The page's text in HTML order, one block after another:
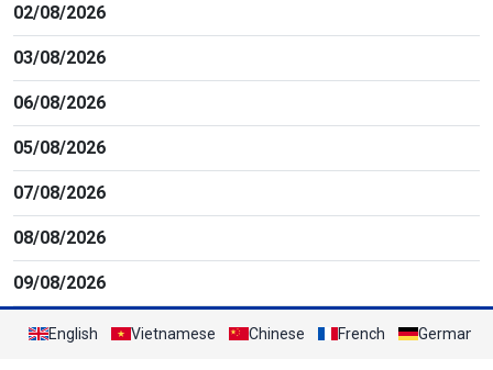
02/08/2026
03/08/2026
06/08/2026
05/08/2026
07/08/2026
08/08/2026
09/08/2026
English Vietnamese Chinese French German